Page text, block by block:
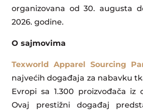
organizovana od 30. augusta
2026. godine.
O sajmovima
Texworld Apparel Sourcing
najvećih događaja za nabavku
Evropi sa 1.300 proizvođača iz
Ovaj prestižni događaj